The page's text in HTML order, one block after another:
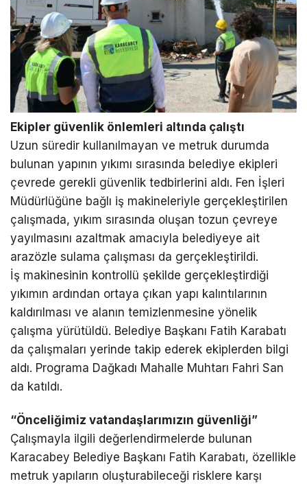
Ekipler güvenlik önlemleri altında çalıştı
Uzun süredir kullanılmayan ve metruk durumda
bulunan yapının yıkımı sırasında belediye ekipleri
çevrede gerekli güvenlik tedbirlerini aldı. Fen İşleri
Müdürlüğüne bağlı iş makineleriyle gerçekleştirilen
çalışmada, yıkım sırasında oluşan tozun çevreye
yayılmasını azaltmak amacıyla belediyeye ait
arazözle sulama çalışması da gerçekleştirildi.
İş makinesinin kontrollü şekilde gerçekleştirdiği
yıkımın ardından ortaya çıkan yapı kalıntılarının
kaldırılması ve alanın temizlenmesine yönelik
çalışma yürütüldü. Belediye Başkanı Fatih Karabatı
da çalışmaları yerinde takip ederek ekiplerden bilgi
aldı. Programa Dağkadı Mahalle Muhtarı Fahri San
da katıldı.
“Önceliğimiz vatandaşlarımızın güvenliği”
Çalışmayla ilgili değerlendirmelerde bulunan
Karacabey Belediye Başkanı Fatih Karabatı, özellikle
metruk yapıların oluşturabileceği risklere karşı